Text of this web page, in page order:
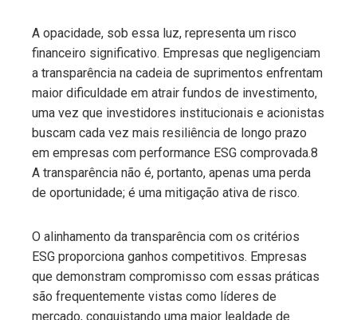
A opacidade, sob essa luz, representa um risco
financeiro significativo. Empresas que negligenciam
a transparência na cadeia de suprimentos enfrentam
maior dificuldade em atrair fundos de investimento,
uma vez que investidores institucionais e acionistas
buscam cada vez mais resiliência de longo prazo
em empresas com performance ESG comprovada.8
A transparência não é, portanto, apenas uma perda
de oportunidade; é uma mitigação ativa de risco.
O alinhamento da transparência com os critérios
ESG proporciona ganhos competitivos. Empresas
que demonstram compromisso com essas práticas
são frequentemente vistas como líderes de
mercado, conquistando uma maior lealdade de